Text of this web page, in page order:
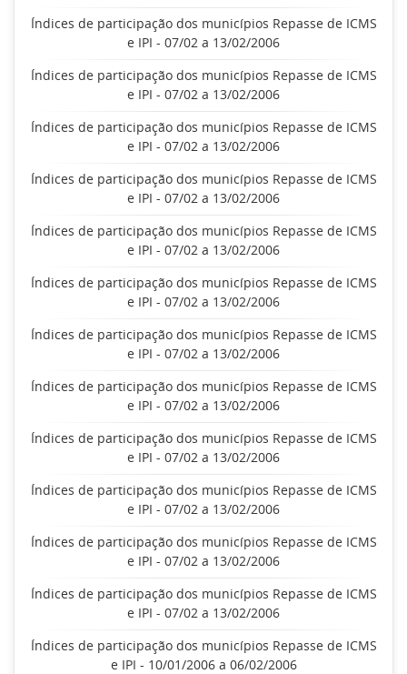
Índices de participação dos municípios Repasse de ICMS
e IPI - 07/02 a 13/02/2006
Índices de participação dos municípios Repasse de ICMS
e IPI - 07/02 a 13/02/2006
Índices de participação dos municípios Repasse de ICMS
e IPI - 07/02 a 13/02/2006
Índices de participação dos municípios Repasse de ICMS
e IPI - 07/02 a 13/02/2006
Índices de participação dos municípios Repasse de ICMS
e IPI - 07/02 a 13/02/2006
Índices de participação dos municípios Repasse de ICMS
e IPI - 07/02 a 13/02/2006
Índices de participação dos municípios Repasse de ICMS
e IPI - 07/02 a 13/02/2006
Índices de participação dos municípios Repasse de ICMS
e IPI - 07/02 a 13/02/2006
Índices de participação dos municípios Repasse de ICMS
e IPI - 07/02 a 13/02/2006
Índices de participação dos municípios Repasse de ICMS
e IPI - 07/02 a 13/02/2006
Índices de participação dos municípios Repasse de ICMS
e IPI - 07/02 a 13/02/2006
Índices de participação dos municípios Repasse de ICMS
e IPI - 07/02 a 13/02/2006
Índices de participação dos municípios Repasse de ICMS
e IPI - 10/01/2006 a 06/02/2006